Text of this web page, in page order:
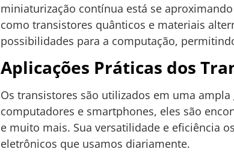
miniaturização contínua está se
como transistores quânticos e materiais
possibilidades para a computação,
Aplicações Práticas dos
Os transistores são utilizados em uma
computadores e smartphones, eles são
e muito mais. Sua versatilidade e eficiência
eletrônicos que usamos diariamente.